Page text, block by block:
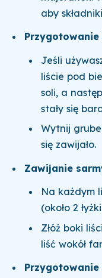
aby
Jeśli
liście pod
soli, a
stały się
Wytnij
się zawijało.
Zawijanie
Na każdym
(około 2
Złóż boki
liść wokół
Przygotowanie